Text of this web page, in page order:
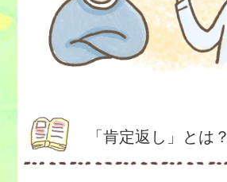
「肯定返し」とは？